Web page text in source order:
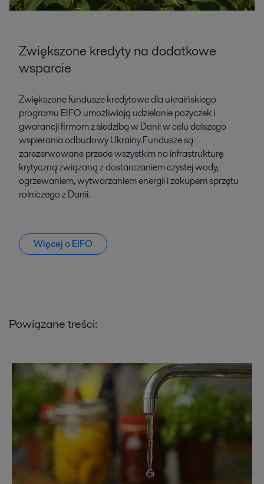
Zwiększone kredyty na dodatkowe
wsparcie
Zwiększone fundusze kredytowe dla ukraińskiego
programu EIFO umożliwiają udzielanie pożyczek i
gwarancji firmom z siedzibą w Danii w celu dalszego
wspierania odbudowy Ukrainy. Fundusze są
zarezerwowane przede wszystkim na infrastrukturę
krytyczną związaną z dostarczaniem czystej wody,
ogrzewaniem, wytwarzaniem energii i zakupem sprzętu
rolniczego z Danii.
Więcej o EIFO
Powiązane treści: